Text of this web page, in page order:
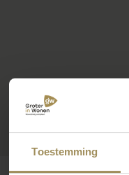
Toestemming